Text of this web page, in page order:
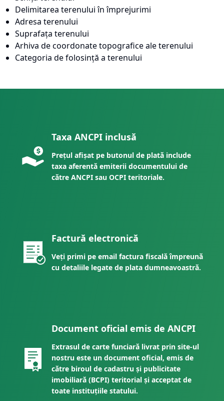
Delimitarea terenului în împrejurimi
Adresa terenului
Suprafața terenului
Arhiva de coordonate topografice ale terenului
Categoria de folosință a terenului
Taxa ANCPI inclusă
Prețul afișat pe butonul de plată include
taxa aferentă emiterii documentului de
către ANCPI sau OCPI teritoriale.
Factură electronică
Veți primi pe email factura fiscală împreună
cu detaliile legate de plata dumneavoastră.
Document oficial emis de ANCPI
Extrasul de carte funciară livrat prin site-ul
nostru este un document oficial, emis de
către biroul de cadastru și publicitate
imobiliară (BCPI) teritorial și acceptat de
toate instituțiile statului.